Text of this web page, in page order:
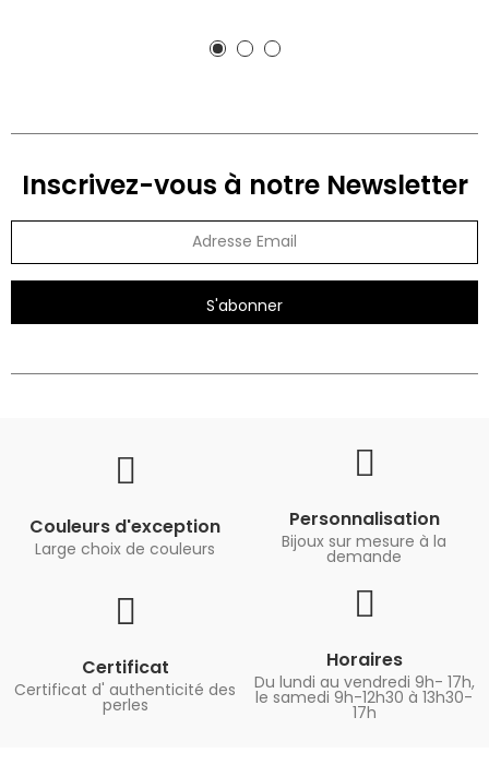
Inscrivez-vous à notre Newsletter
S'abonner
Couleurs d'exception
Large choix de couleurs
Personnalisation
Bijoux sur mesure à la
demande
Certificat
Certificat d' authenticité des
perles
Horaires
Du lundi au vendredi 9h- 17h,
le samedi 9h-12h30 à 13h30-
17h